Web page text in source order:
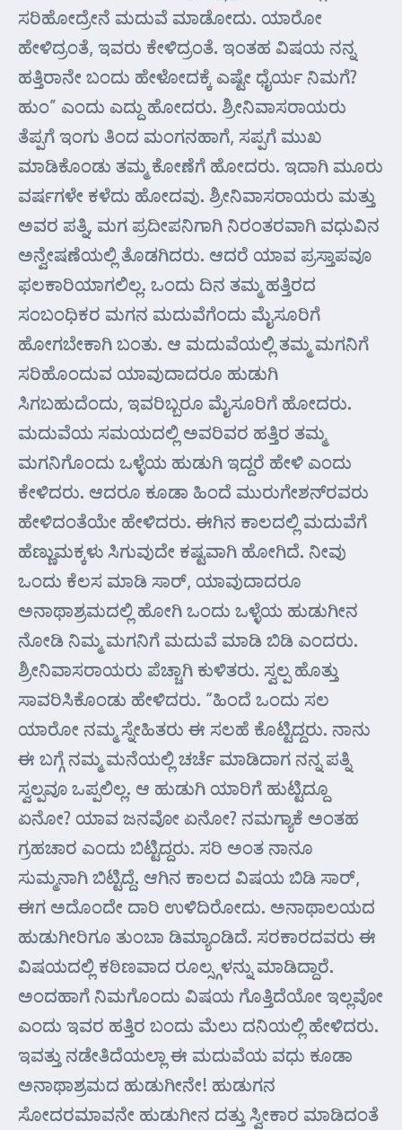
ಸರಿಹೋದ್ರೇನೆ ಮದುವೆ ಮಾಡೋದು. ಯಾರೋ
ಹೇಳಿದ್ರಂತೆ, ಇವರು ಕೇಳಿದ್ರಂತೆ. ಇಂತಹ ವಿಷಯ ನನ್ನ
ಹತ್ತಿರಾನೇ ಬಂದು ಹೇಳೋದಕ್ಕೆ ಎಷ್ಟೇ ಧೈರ್ಯ ನಿಮಗೆ?
ಹುಂ” ಎಂದು ಎದ್ದು ಹೋದರು. ಶ್ರೀನಿವಾಸರಾಯರು
ತೆಪ್ಪಗೆ ಇಂಗು ತಿಂದ ಮಂಗನಹಾಗೆ, ಸಪ್ಪಗೆ ಮುಖ
ಮಾಡಿಕೊಂಡು ತಮ್ಮ ಕೋಣೆಗೆ ಹೋದರು. ಇದಾಗಿ ಮೂರು
ವರ್ಷಗಳೇ ಕಳೆದು ಹೋದವು. ಶ್ರೀನಿವಾಸರಾಯರು ಮತ್ತು
ಅವರ ಪತ್ನಿ, ಮಗ ಪ್ರದೀಪನಿಗಾಗಿ ನಿರಂತರವಾಗಿ ವಧುವಿನ
ಅನ್ವೇಷಣೆಯಲ್ಲಿ ತೊಡಗಿದರು. ಆದರೆ ಯಾವ ಪ್ರಸ್ತಾಪವೂ
ಫಲಕಾರಿಯಾಗಲಿಲ್ಲ. ಒಂದು ದಿನ ತಮ್ಮ ಹತ್ತಿರದ
ಸಂಬಂಧಿಕರ ಮಗನ ಮದುವೆಗೆಂದು ಮೈಸೂರಿಗೆ
ಹೋಗಬೇಕಾಗಿ ಬಂತು. ಆ ಮದುವೆಯಲ್ಲಿ ತಮ್ಮ ಮಗನಿಗೆ
ಸರಿಹೊಂದುವ ಯಾವುದಾದರೂ ಹುಡುಗಿ
ಸಿಗಬಹುದೆಂದು, ಇವರಿಬ್ಬರೂ ಮೈಸೂರಿಗೆ ಹೋದರು.
ಮದುವೆಯ ಸಮಯದಲ್ಲಿ ಅವರಿವರ ಹತ್ತಿರ ತಮ್ಮ
ಮಗನಿಗೊಂದು ಒಳ್ಳೆಯ ಹುಡುಗಿ ಇದ್ದರೆ ಹೇಳಿ ಎಂದು
ಕೇಳಿದರು. ಆದರೂ ಕೂಡಾ ಹಿಂದೆ ಮುರುಗೇಶನ್‌ರವರು
ಹೇಳಿದಂತೆಯೇ ಹೇಳಿದರು. ಈಗಿನ ಕಾಲದಲ್ಲಿ ಮದುವೆಗೆ
ಹೆಣ್ಣುಮಕ್ಕಳು ಸಿಗುವುದೇ ಕಷ್ಟವಾಗಿ ಹೋಗಿದೆ. ನೀವು
ಒಂದು ಕೆಲಸ ಮಾಡಿ ಸಾರ್, ಯಾವುದಾದರೂ
ಅನಾಥಾಶ್ರಮದಲ್ಲಿ ಹೋಗಿ ಒಂದು ಒಳ್ಳೆಯ ಹುಡುಗೀನ
ನೋಡಿ ನಿಮ್ಮ ಮಗನಿಗೆ ಮದುವೆ ಮಾಡಿ ಬಿಡಿ ಎಂದರು.
ಶ್ರೀನಿವಾಸರಾಯರು ಪೆಚ್ಚಾಗಿ ಕುಳಿತರು. ಸ್ವಲ್ಪ ಹೊತ್ತು
ಸಾವರಿಸಿಕೊಂಡು ಹೇಳಿದರು. “ಹಿಂದೆ ಒಂದು ಸಲ
ಯಾರೋ ನಮ್ಮ ಸ್ನೇಹಿತರು ಈ ಸಲಹೆ ಕೊಟ್ಟಿದ್ದರು. ನಾನು
ಈ ಬಗ್ಗೆ ನಮ್ಮ ಮನೆಯಲ್ಲಿ ಚರ್ಚೆ ಮಾಡಿದಾಗ ನನ್ನ ಪತ್ನಿ
ಸ್ವಲ್ಪವೂ ಒಪ್ಪಲಿಲ್ಲ. ಆ ಹುಡುಗಿ ಯಾರಿಗೆ ಹುಟ್ಟಿದ್ದೂ
ಏನೋ? ಯಾವ ಜನವೋ ಏನೋ? ನಮಗ್ಯಾಕೆ ಅಂತಹ
ಗ್ರಹಚಾರ ಎಂದು ಬಿಟ್ಟಿದ್ದರು. ಸರಿ ಅಂತ ನಾನೂ
ಸುಮ್ಮನಾಗಿ ಬಿಟ್ಟಿದ್ದೆ. ಆಗಿನ ಕಾಲದ ವಿಷಯ ಬಿಡಿ ಸಾರ್,
ಈಗ ಅದೊಂದೇ ದಾರಿ ಉಳಿದಿರೋದು. ಅನಾಥಾಲಯದ
ಹುಡುಗೀರಿಗೂ ತುಂಬಾ ಡಿಮ್ಯಾಂಡಿದೆ. ಸರಕಾರದವರು ಈ
ವಿಷಯದಲ್ಲಿ ಕಠಿಣವಾದ ರೂಲ್ಸ್ಗಳನ್ನು ಮಾಡಿದ್ದಾರೆ.
ಅಂದಹಾಗೆ ನಿಮಗೊಂದು ವಿಷಯ ಗೊತ್ತಿದೆಯೋ ಇಲ್ಲವೋ
ಎಂದು ಇವರ ಹತ್ತಿರ ಬಂದು ಮೆಲು ದನಿಯಲ್ಲಿ ಹೇಳಿದರು.
ಇವತ್ತು ನಡೇತಿದೆಯಲ್ಲಾ ಈ ಮದುವೆಯ ವಧು ಕೂಡಾ
ಅನಾಥಾಶ್ರಮದ ಹುಡುಗೀನೇ! ಹುಡುಗನ
ಸೋದರಮಾವನೇ ಹುಡುಗೀನ ದತ್ತು ಸ್ವೀಕಾರ ಮಾಡಿದಂತೆ